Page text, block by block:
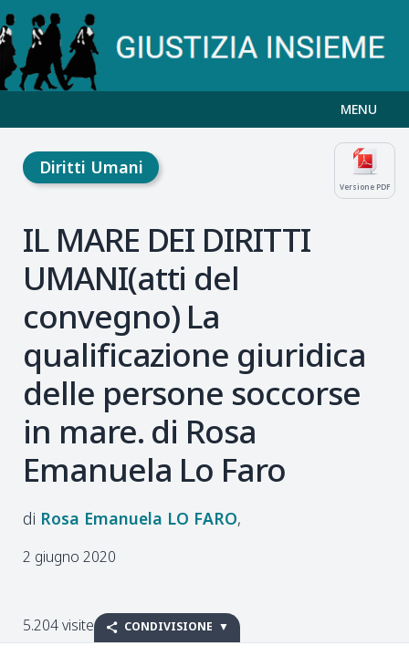
MENU
Versione PDF
Diritti Umani
IL MARE DEI DIRITTI
UMANI(atti del
convegno) La
qualificazione giuridica
delle persone soccorse
in mare. di Rosa
Emanuela Lo Faro
Rosa Emanuela LO FARO
2 giugno 2020
5.204 visite CONDIVISIONE